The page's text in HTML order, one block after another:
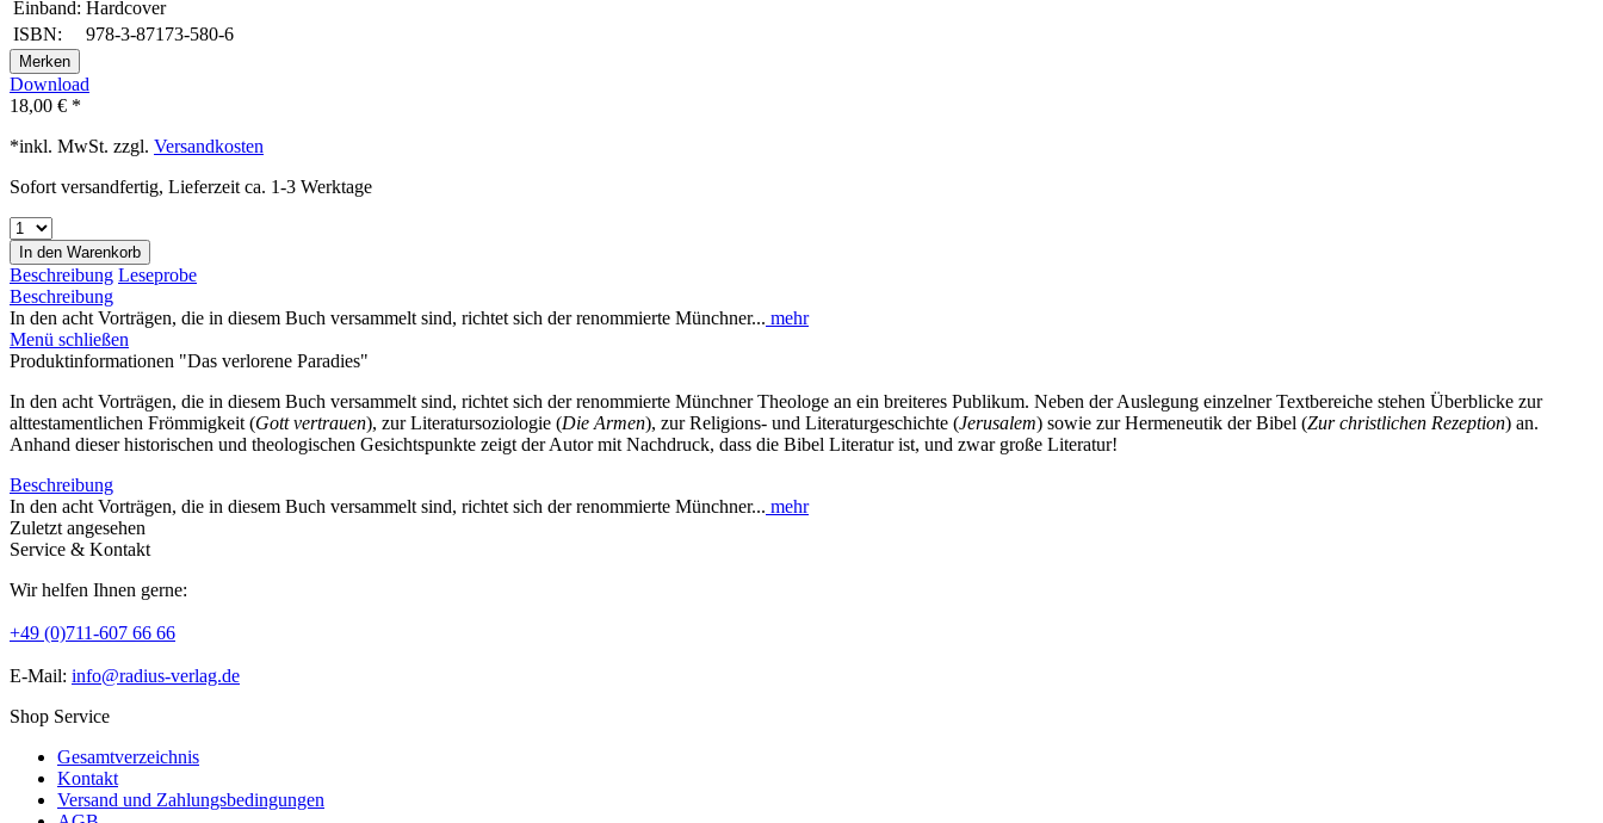
Einband: Hardcover
ISBN:
978-3-87173-580-6
Merken
Download
18,00 € *
*inkl. MwSt. zzgl. Versandkosten
Sofort versandfertig, Lieferzeit ca. 1-3 Werktage
In den Warenkorb
Beschreibung Leseprobe
Beschreibung
In den acht Vorträgen, die in diesem Buch versammelt sind, richtet sich der renommierte Münchner... mehr
Menü schließen
Produktinformationen "Das verlorene Paradies"
In den acht Vorträgen, die in diesem Buch versammelt sind, richtet sich der renommierte Münchner Theologe an ein breiteres Publikum. Neben der Auslegung einzelner Textbereiche stehen Überblicke zur
alttestamentlichen Frömmigkeit (Gott vertrauen), zur Literatursoziologie (Die Armen), zur Religions- und Literaturgeschichte (Jerusalem) sowie zur Hermeneutik der Bibel (Zur christlichen Rezeption) an.
Anhand dieser historischen und theologischen Gesichtspunkte zeigt der Autor mit Nachdruck, dass die Bibel Literatur ist, und zwar große Literatur!
Beschreibung
In den acht Vorträgen, die in diesem Buch versammelt sind, richtet sich der renommierte Münchner... mehr
Zuletzt angesehen
Service & Kontakt
Wir helfen Ihnen gerne:
+49 (0)711-607 66 66
E-Mail: info@radius-verlag.de
Shop Service
Gesamtverzeichnis
Kontakt
Versand und Zahlungsbedingungen